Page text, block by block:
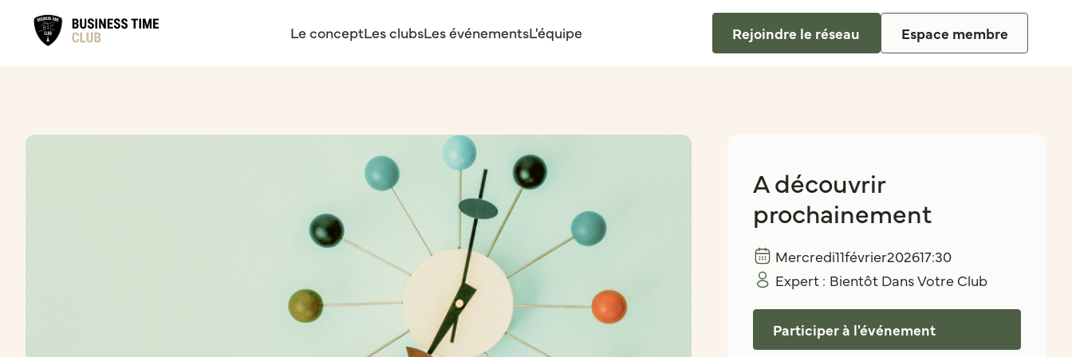
Le conceptLes clubsLes événementsL'équipe Rejoindre le réseau Espace membre
A découvrir
prochainement
Mercredi11février202617:30
Expert : Bientôt Dans Votre Club
Participer à l'événement